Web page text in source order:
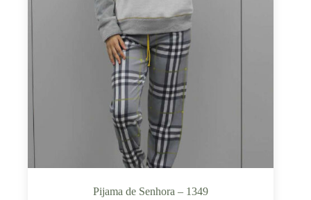
Pijama de Senhora – 1349